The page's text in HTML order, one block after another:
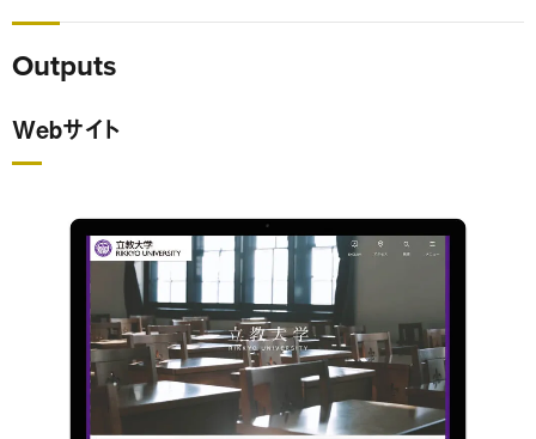
Outputs
Webサイト